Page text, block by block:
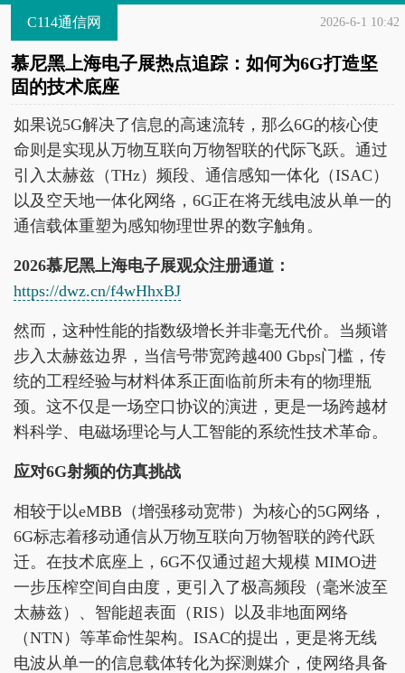
C114通信网 2026-6-1 10:42
慕尼黑上海电子展热点追踪：如何为6G打造坚
固的技术底座
如果说5G解决了信息的高速流转，那么6G的核心使
命则是实现从万物互联向万物智联的代际飞跃。通过
引入太赫兹（THz）频段、通信感知一体化（ISAC）
以及空天地一体化网络，6G正在将无线电波从单一的
通信载体重塑为感知物理世界的数字触角。
2026慕尼黑上海电子展观众注册通道：
https://dwz.cn/f4wHhxBJ
然而，这种性能的指数级增长并非毫无代价。当频谱
步入太赫兹边界，当信号带宽跨越400 Gbps门槛，传
统的工程经验与材料体系正面临前所未有的物理瓶
颈。这不仅是一场空口协议的演进，更是一场跨越材
料科学、电磁场理论与人工智能的系统性技术革命。
应对6G射频的仿真挑战
相较于以eMBB（增强移动宽带）为核心的5G网络，
6G标志着移动通信从万物互联向万物智联的跨代跃
迁。在技术底座上，6G不仅通过超大规模 MIMO进
一步压榨空间自由度，更引入了极高频段（毫米波至
太赫兹）、智能超表面（RIS）以及非地面网络
（NTN）等革命性架构。ISAC的提出，更是将无线
电波从单一的信息载体转化为探测媒介，使网络具备